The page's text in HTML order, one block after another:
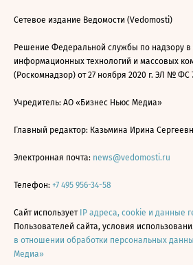
Сетевое издание Ведомости (Vedomosti)
Решение Федеральной службы по надзору в
информационных технологий и массовых
(Роскомнадзор) от 27 ноября 2020 г. ЭЛ № ФС
Учредитель: АО «Бизнес Ньюс Медиа»
Главный редактор: Казьмина Ирина
Электронная почта: news@vedomosti.ru
Телефон: +7 495 956-34-58
Сайт использует IP адреса, cookie и данные
Пользователей сайта, условия
в отношении обработки персональных
Медиа»